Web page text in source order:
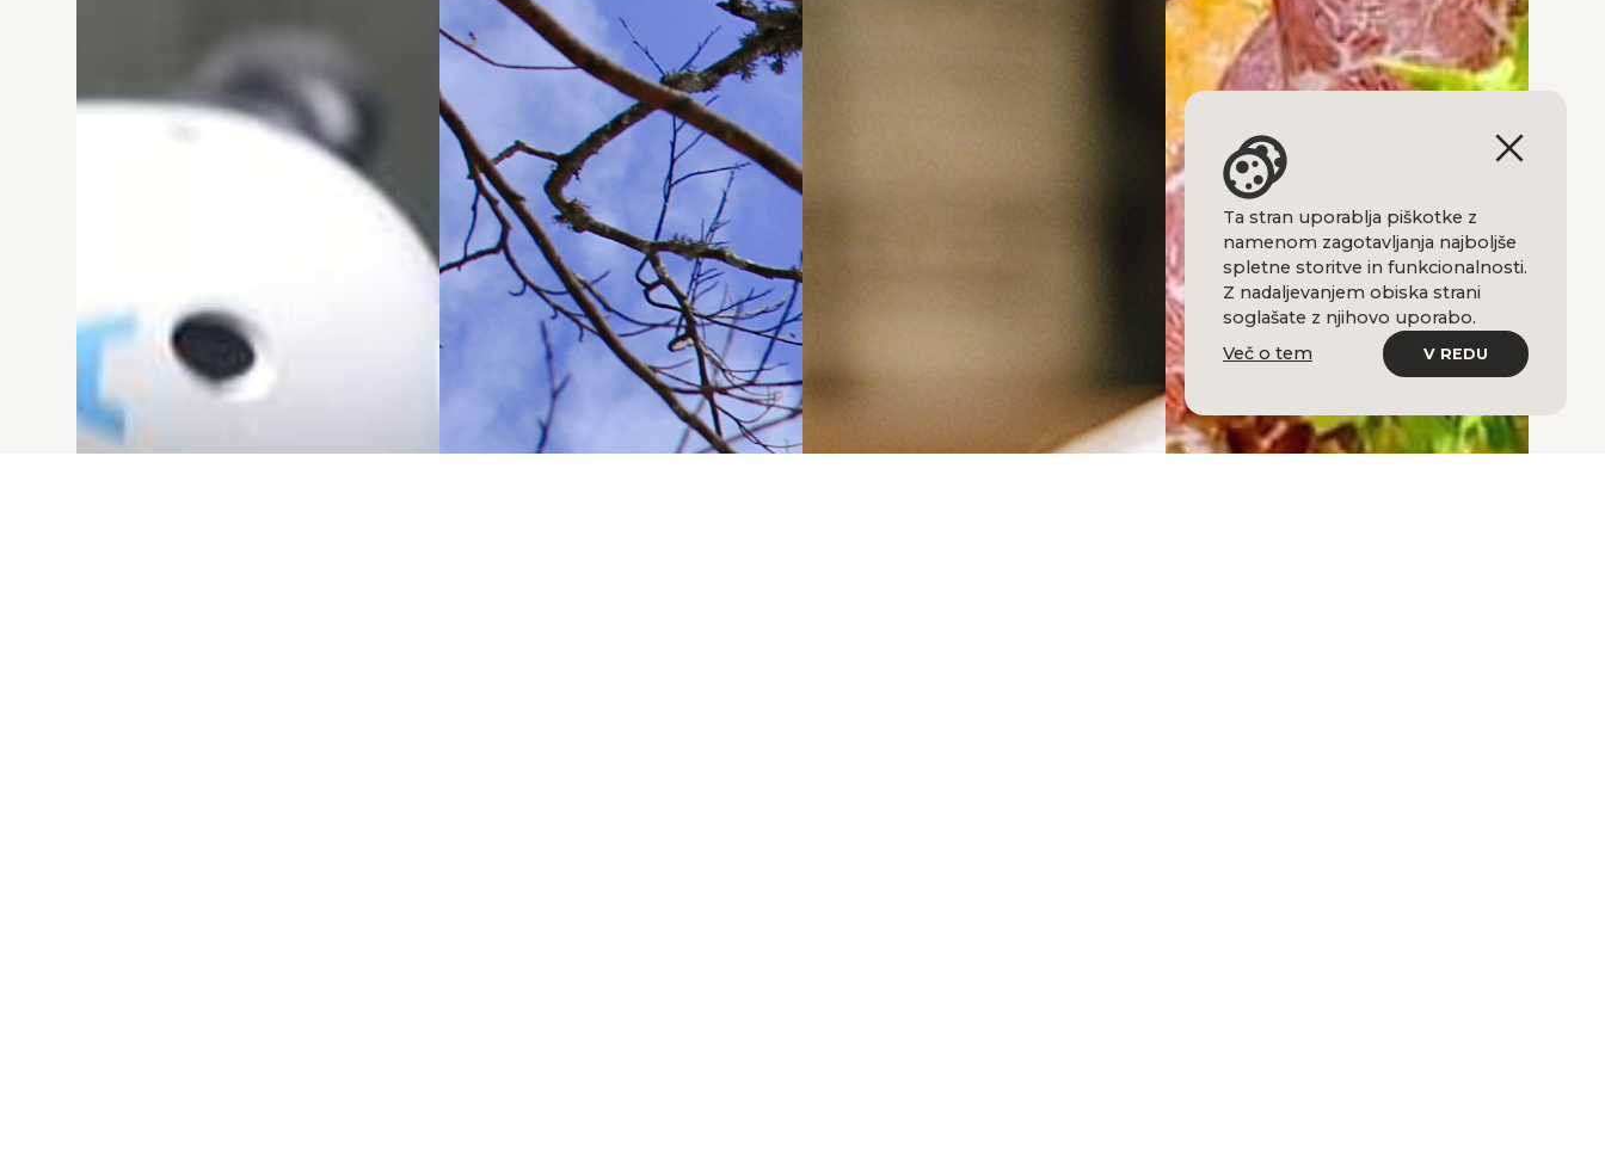
Ta stran uporablja piškotke z
namenom zagotavljanja najboljše
spletne storitve in funkcionalnosti.
Z nadaljevanjem obiska strani
soglašate z njihovo uporabo.
Več o tem
V REDU